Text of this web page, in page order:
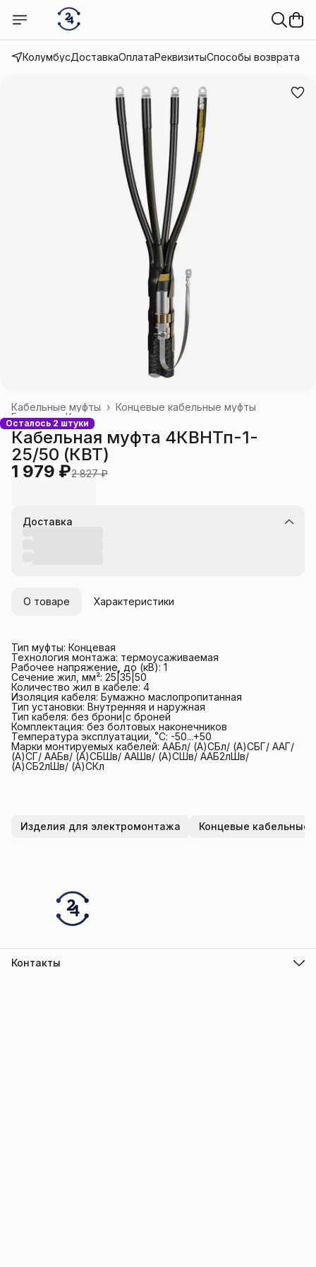
КолумбусДоставкаОплатаРеквизитыСпособы возврата
Концевые кабельные муфты
Кабельные муфты ›
Каталог
Главная ›
Осталось 2 штуки
Кабельная муфта 4КВНТп-1-
25/50 (КВТ)
1 979 ₽2 827 ₽
Доставка
О товаре Характеристики
Тип муфты: Концевая
Технология монтажа: термоусаживаемая
Рабочее напряжение, до (кВ): 1
Сечение жил, мм²: 25|35|50
Количество жил в кабеле: 4
Изоляция кабеля: Бумажно маслопропитанная
Тип установки: Внутренняя и наружная
Тип кабеля: без брони|с броней
Комплектация: без болтовых наконечников
Температура эксплуатации, ˚С: -50...+50
Марки монтируемых кабелей: ААБл/ (А)СБл/ (А)СБГ/ ААГ/
(А)СГ/ ААБв/ (А)СБШв/ ААШв/ (А)СШв/ ААБ2лШв/
(А)СБ2лШв/ (А)СКл
Изделия для электромонтажа Концевые кабельные
Контакты